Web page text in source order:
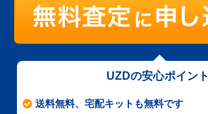
UZDの安心ポイント
送料無料、宅配キットも無料です